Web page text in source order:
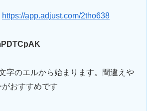
https://app.adjust.com/2tho638
字のエルから始まります。間違えや
おすすめです